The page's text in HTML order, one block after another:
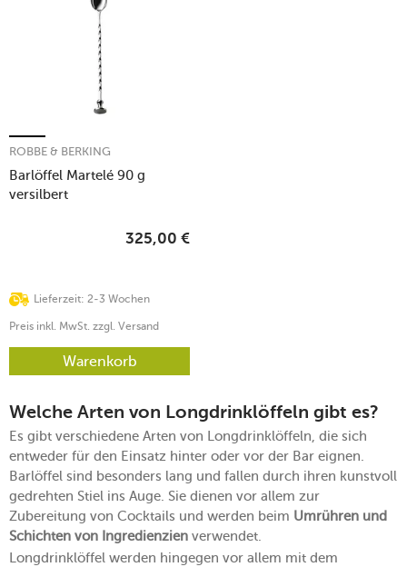
Barlöffel Martelé 90 g
versilbert
ROBBE & BERKING
Lieferzeit: 2-3 Wochen
325,00 €
Preis inkl. MwSt. zzgl. Versand
Warenkorb
Welche Arten von Longdrinklöffeln gibt es?
Es gibt verschiedene Arten von Longdrinklöffeln, die sich
entweder für den Einsatz hinter oder vor der Bar eignen.
Barlöffel sind besonders lang und fallen durch ihren kunstvoll
gedrehten Stiel ins Auge. Sie dienen vor allem zur
Zubereitung von Cocktails und werden beim Umrühren und
Schichten von Ingredienzien verwendet.
Longdrinklöffel werden hingegen vor allem mit dem